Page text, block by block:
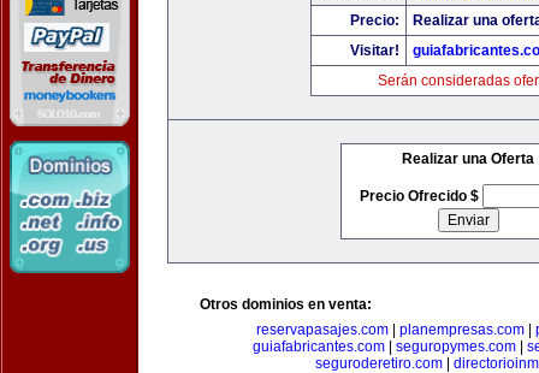
Precio:
Realizar una
Visitar!
Serán consideradas
Realizar una Oferta
Precio Ofrecido $
Otros dominios en venta:
reservapasajes.com
planempresas.com
guiafabricantes.com| seguropymes.com|
seguroderetiro.com|